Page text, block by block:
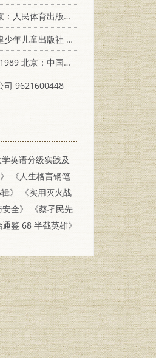
民体育出版社 7015·863
童出版社 753950756X
1989 北京：中国标准出版社 7506601508
司 9621600448
学英语分级实践及
《人生格言钢笔
》
《实用灭火战
全》
《蔡孑民先
鉴 68 半截英雄》